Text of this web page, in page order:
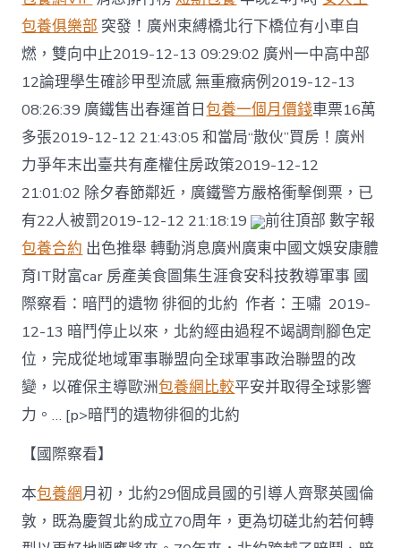
包養俱樂部 突發！廣州束縛橋北行下橋位有小車自
燃，雙向中止2019-12-13 09:29:02 廣州一中高中部
12論理學生確診甲型流感 無重癥病例2019-12-13
08:26:39 廣鐵售出春運首日包養一個月價錢車票16萬
多張2019-12-12 21:43:05 和當局“散伙”買房！廣州
力爭年末出臺共有產權住房政策2019-12-12
21:01:02 除夕春節鄰近，廣鐵警方嚴格衝擊倒票，已
有22人被罰2019-12-12 21:18:19
前往頂部 數字報
包養合約 出色推舉 轉動消息廣州廣東中國文娛安康體
育IT財富car 房產美食圖集生涯食安科技教導軍事 國
際察看：暗鬥的遺物 徘徊的北約 作者：王嘯 2019-
12-13 暗鬥停止以來，北約經由過程不竭調劑腳色定
位，完成從地域軍事聯盟向全球軍事政治聯盟的改
變，以確保主導歐洲包養網比較平安并取得全球影響
力。… [p>暗鬥的遺物徘徊的北約
【國際察看】
本包養網月初，北約29個成員國的引導人齊聚英國倫
敦，既為慶賀北約成立70周年，更為切磋北約若何轉